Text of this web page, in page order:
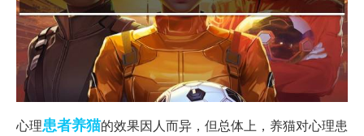
心理患者养猫的效果因人而异，但总体上，养猫对心理患